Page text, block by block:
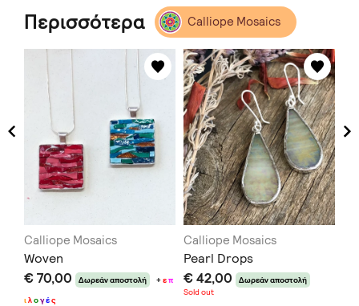
Περισσότερα Calliope Mosaics
Calliope Mosaics
Woven
€ 70,00 Δωρεάν αποστολή +επ
ιλογές
Calliope Mosaics
Pearl Drops
€ 42,00
Δωρεάν αποστολή
Sold out